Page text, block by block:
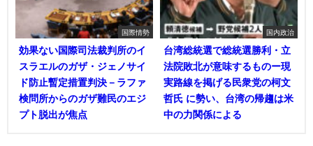
国際情勢
効果ない国際司法裁判所のイ
スラエルのガザ・ジェノサイ
ド防止暫定措置判決－ラファ
検問所からのガザ難民のエジ
プト脱出が焦点
国内政治
台湾総統選で総統選勝利・立
法院敗北が意味するものー現
実路線を掲げる民衆党の柯文
哲氏 に勢い、台湾の帰趨は米
中の力関係による